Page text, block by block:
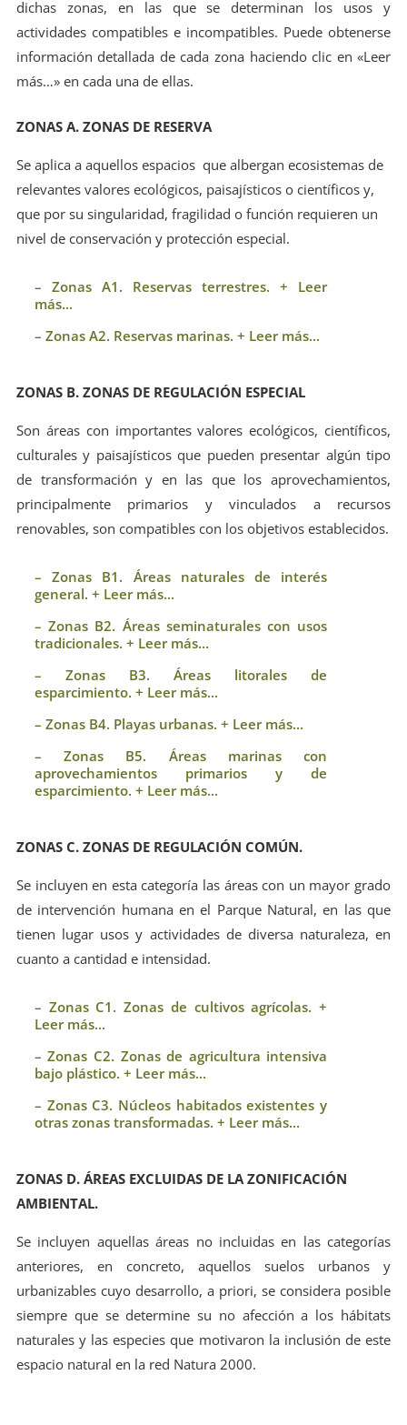
dichas zonas, en las que se determinan los usos y
actividades compatibles e incompatibles. Puede obtenerse
información detallada de cada zona haciendo clic en «Leer
más…» en cada una de ellas.
ZONAS A. ZONAS DE RESERVA
Se aplica a aquellos espacios que albergan ecosistemas de
relevantes valores ecológicos, paisajísticos o científicos y,
que por su singularidad, fragilidad o función requieren un
nivel de conservación y protección especial.
– Zonas A1. Reservas terrestres. + Leer
más...
– Zonas A2. Reservas marinas. + Leer más...
ZONAS B. ZONAS DE REGULACIÓN ESPECIAL
Son áreas con importantes valores ecológicos, científicos,
culturales y paisajísticos que pueden presentar algún tipo
de transformación y en las que los aprovechamientos,
principalmente primarios y vinculados a recursos
renovables, son compatibles con los objetivos establecidos.
– Zonas B1. Áreas naturales de interés
general. + Leer más...
– Zonas B2. Áreas seminaturales con usos
tradicionales. + Leer más...
– Zonas B3. Áreas litorales de
esparcimiento. + Leer más...
– Zonas B4. Playas urbanas. + Leer más...
– Zonas B5. Áreas marinas con
aprovechamientos primarios y de
esparcimiento. + Leer más...
ZONAS C. ZONAS DE REGULACIÓN COMÚN.
Se incluyen en esta categoría las áreas con un mayor grado
de intervención humana en el Parque Natural, en las que
tienen lugar usos y actividades de diversa naturaleza, en
cuanto a cantidad e intensidad.
– Zonas C1. Zonas de cultivos agrícolas. +
Leer más...
– Zonas C2. Zonas de agricultura intensiva
bajo plástico. + Leer más...
– Zonas C3. Núcleos habitados existentes y
otras zonas transformadas. + Leer más...
ZONAS D. ÁREAS EXCLUIDAS DE LA ZONIFICACIÓN
AMBIENTAL.
Se incluyen aquellas áreas no incluidas en las categorías
anteriores, en concreto, aquellos suelos urbanos y
urbanizables cuyo desarrollo, a priori, se considera posible
siempre que se determine su no afección a los hábitats
naturales y las especies que motivaron la inclusión de este
espacio natural en la red Natura 2000.